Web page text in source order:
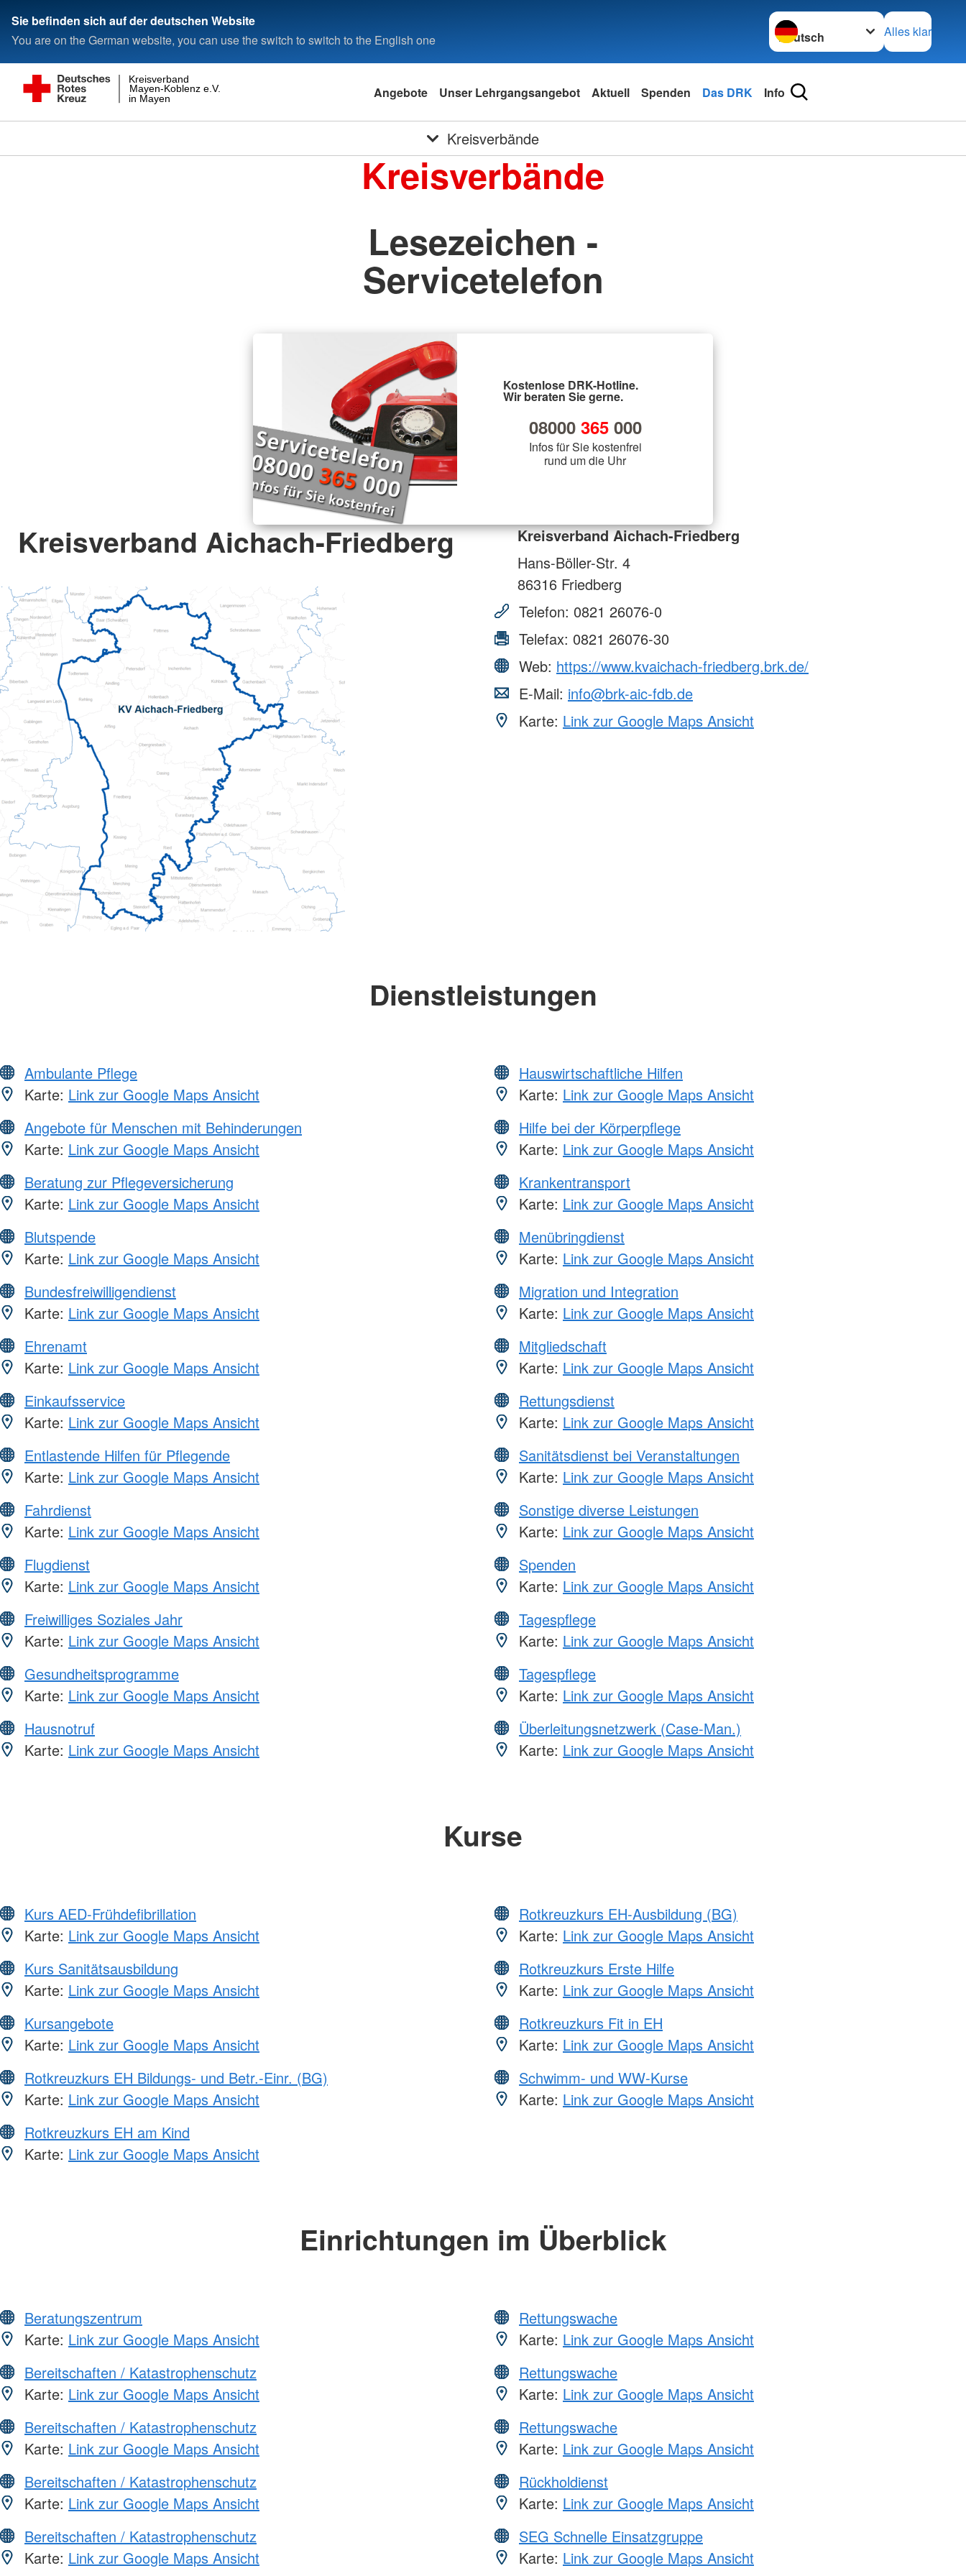
Sie befinden sich auf der deutschen Website
You are on the German website, you can use the switch to switch to the English one
Sprache wechseln zu
Alles klar
in Mayen
Mayen-Koblenz e.V.
Kreisverband
Angebote Unser Lehrgangsangebot Aktuell Spenden Das DRK Info
Kreisverbände
Kreisverbände
Lesezeichen -
Servicetelefon
Kostenlose DRK-Hotline.
Wir beraten Sie gerne.
08000 365000
Infos für Sie kostenfrei
rund um die Uhr
Kreisverband Aichach-Friedberg
Kreisverband Aichach-Friedberg
Hans-Böller-Str. 4
86316 Friedberg
Telefon: 0821 26076-0
Telefax: 0821 26076-30
Web: https://www.kvaichach-friedberg.brk.de/
E-Mail: info@brk-aic-fdb.de
Karte: Link zur Google Maps Ansicht
Dienstleistungen
Ambulante Pflege
Karte: Link zur Google Maps Ansicht
Angebote für Menschen mit Behinderungen
Karte: Link zur Google Maps Ansicht
Beratung zur Pflegeversicherung
Karte: Link zur Google Maps Ansicht
Blutspende
Karte: Link zur Google Maps Ansicht
Bundesfreiwilligendienst
Karte: Link zur Google Maps Ansicht
Ehrenamt
Karte: Link zur Google Maps Ansicht
Einkaufsservice
Karte: Link zur Google Maps Ansicht
Entlastende Hilfen für Pflegende
Karte: Link zur Google Maps Ansicht
Fahrdienst
Karte: Link zur Google Maps Ansicht
Flugdienst
Karte: Link zur Google Maps Ansicht
Freiwilliges Soziales Jahr
Karte: Link zur Google Maps Ansicht
Gesundheitsprogramme
Karte: Link zur Google Maps Ansicht
Hausnotruf
Karte: Link zur Google Maps Ansicht
Hauswirtschaftliche Hilfen
Karte: Link zur Google Maps Ansicht
Hilfe bei der Körperpflege
Karte: Link zur Google Maps Ansicht
Krankentransport
Karte: Link zur Google Maps Ansicht
Menübringdienst
Karte: Link zur Google Maps Ansicht
Migration und Integration
Karte: Link zur Google Maps Ansicht
Mitgliedschaft
Karte: Link zur Google Maps Ansicht
Rettungsdienst
Karte: Link zur Google Maps Ansicht
Sanitätsdienst bei Veranstaltungen
Karte: Link zur Google Maps Ansicht
Sonstige diverse Leistungen
Karte: Link zur Google Maps Ansicht
Spenden
Karte: Link zur Google Maps Ansicht
Tagespflege
Karte: Link zur Google Maps Ansicht
Tagespflege
Karte: Link zur Google Maps Ansicht
Überleitungsnetzwerk (Case-Man.)
Karte: Link zur Google Maps Ansicht
Kurse
Kurs AED-Frühdefibrillation
Karte: Link zur Google Maps Ansicht
Kurs Sanitätsausbildung
Karte: Link zur Google Maps Ansicht
Kursangebote
Karte: Link zur Google Maps Ansicht
Rotkreuzkurs EH Bildungs- und Betr.-Einr. (BG)
Karte: Link zur Google Maps Ansicht
Rotkreuzkurs EH am Kind
Karte: Link zur Google Maps Ansicht
Rotkreuzkurs EH-Ausbildung (BG)
Karte: Link zur Google Maps Ansicht
Rotkreuzkurs Erste Hilfe
Karte: Link zur Google Maps Ansicht
Rotkreuzkurs Fit in EH
Karte: Link zur Google Maps Ansicht
Schwimm- und WW-Kurse
Karte: Link zur Google Maps Ansicht
Einrichtungen im Überblick
Beratungszentrum
Karte: Link zur Google Maps Ansicht
Bereitschaften / Katastrophenschutz
Karte: Link zur Google Maps Ansicht
Bereitschaften / Katastrophenschutz
Karte: Link zur Google Maps Ansicht
Bereitschaften / Katastrophenschutz
Karte: Link zur Google Maps Ansicht
Bereitschaften / Katastrophenschutz
Karte: Link zur Google Maps Ansicht
Rettungswache
Karte: Link zur Google Maps Ansicht
Rettungswache
Karte: Link zur Google Maps Ansicht
Rettungswache
Karte: Link zur Google Maps Ansicht
Rückholdienst
Karte: Link zur Google Maps Ansicht
SEG Schnelle Einsatzgruppe
Karte: Link zur Google Maps Ansicht